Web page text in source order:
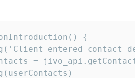
{
entered contact
=